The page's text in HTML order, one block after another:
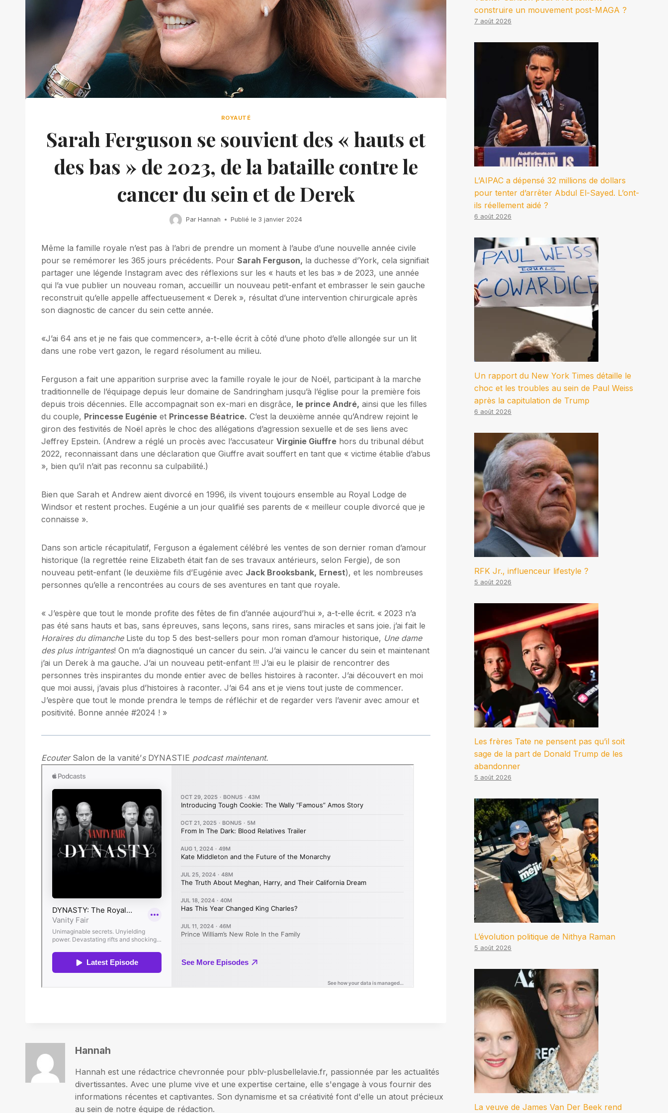
ROYAUTÉ
Sarah Ferguson se souvient des « hauts et
des bas » de 2023, de la bataille contre le
cancer du sein et de Derek
Par Hannah Publié le 3 janvier 2024
Même la famille royale n’est pas à l’abri de prendre un moment à l’aube d’une nouvelle année civile
pour se remémorer les 365 jours précédents. Pour Sarah Ferguson, la duchesse d’York, cela signifiait
partager une légende Instagram avec des réflexions sur les « hauts et les bas » de 2023, une année
qui l’a vue publier un nouveau roman, accueillir un nouveau petit-enfant et embrasser le sein gauche
reconstruit qu’elle appelle affectueusement « Derek », résultat d’une intervention chirurgicale après
son diagnostic de cancer du sein cette année.
«J’ai 64 ans et je ne fais que commencer», a-t-elle écrit à côté d’une photo d’elle allongée sur un lit
dans une robe vert gazon, le regard résolument au milieu.
Ferguson a fait une apparition surprise avec la famille royale le jour de Noël, participant à la marche
traditionnelle de l’équipage depuis leur domaine de Sandringham jusqu’à l’église pour la première fois
depuis trois décennies. Elle accompagnait son ex-mari en disgrâce, le prince André, ainsi que les filles
du couple, Princesse Eugénie et Princesse Béatrice. C’est la deuxième année qu’Andrew rejoint le
giron des festivités de Noël après le choc des allégations d’agression sexuelle et de ses liens avec
Jeffrey Epstein. (Andrew a réglé un procès avec l’accusateur Virginie Giuffre hors du tribunal début
2022, reconnaissant dans une déclaration que Giuffre avait souffert en tant que « victime établie d’abus
», bien qu’il n’ait pas reconnu sa culpabilité.)
Bien que Sarah et Andrew aient divorcé en 1996, ils vivent toujours ensemble au Royal Lodge de
Windsor et restent proches. Eugénie a un jour qualifié ses parents de « meilleur couple divorcé que je
connaisse ».
Dans son article récapitulatif, Ferguson a également célébré les ventes de son dernier roman d’amour
historique (la regrettée reine Elizabeth était fan de ses travaux antérieurs, selon Fergie), de son
nouveau petit-enfant (le deuxième fils d’Eugénie avec Jack Brooksbank, Ernest), et les nombreuses
personnes qu’elle a rencontrées au cours de ses aventures en tant que royale.
« J’espère que tout le monde profite des fêtes de fin d’année aujourd’hui », a-t-elle écrit. « 2023 n’a
pas été sans hauts et bas, sans épreuves, sans leçons, sans rires, sans miracles et sans joie. j’ai fait le
Horaires du dimancheListe du top 5 des best-sellers pour mon roman d’amour historique, Une dame
des plus intrigantes! On m’a diagnostiqué un cancer du sein. J’ai vaincu le cancer du sein et maintenant
j’ai un Derek à ma gauche. J’ai un nouveau petit-enfant !!! J’ai eu le plaisir de rencontrer des
personnes très inspirantes du monde entier avec de belles histoires à raconter. J’ai découvert en moi
que moi aussi, j’avais plus d’histoires à raconter. J’ai 64 ans et je viens tout juste de commencer.
J’espère que tout le monde prendra le temps de réfléchir et de regarder vers l’avenir avec amour et
positivité. Bonne année #2024 ! »
EcouterSalon de la vanité’sDYNASTIE podcast maintenant.
Hannah
Hannah est une rédactrice chevronnée pour pblv-plusbellelavie.fr, passionnée par les actualités
divertissantes. Avec une plume vive et une expertise certaine, elle s'engage à vous fournir des
informations récentes et captivantes. Son dynamisme et sa créativité font d'elle un atout précieux
au sein de notre équipe de rédaction.
construire un mouvement post-MAGA ?
7 août 2026
L’AIPAC a dépensé 32 millions de dollars
pour tenter d’arrêter Abdul El-Sayed. L’ont-
ils réellement aidé ?
6 août 2026
Un rapport du New York Times détaille le
choc et les troubles au sein de Paul Weiss
après la capitulation de Trump
6 août 2026
RFK Jr., influenceur lifestyle ?
5 août 2026
Les frères Tate ne pensent pas qu’il soit
sage de la part de Donald Trump de les
abandonner
5 août 2026
L’évolution politique de Nithya Raman
5 août 2026
La veuve de James Van Der Beek rend